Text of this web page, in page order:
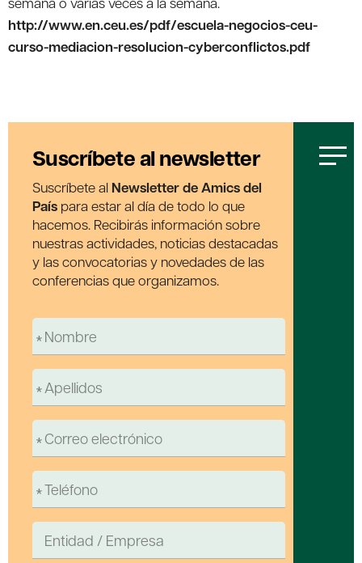
http://www.en.ceu.es/pdf/escuela-negocios-ceu-
curso-mediacion-resolucion-cyberconflictos.pdf
Suscríbete al newsletter
Suscríbete al Newsletter de Amics del
País para estar al día de todo lo que
hacemos. Recibirás información sobre
nuestras actividades, noticias destacadas
y las convocatorias y novedades de las
conferencias que organizamos.